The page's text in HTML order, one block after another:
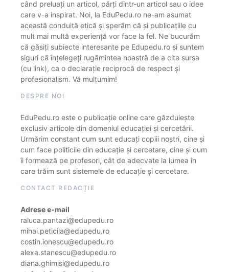
când preluați un articol, părți dintr-un articol sau o idee
care v-a inspirat. Noi, la EduPedu.ro ne-am asumat
această conduită etică și sperăm că și publicațiile cu
mult mai multă experiență vor face la fel. Ne bucurăm
că găsiți subiecte interesante pe Edupedu.ro și suntem
siguri că înțelegeți rugămintea noastră de a cita sursa
(cu link), ca o declarație reciprocă de respect și
profesionalism. Vă mulțumim!
DESPRE NOI
EduPedu.ro este o publicație online care găzduiește
exclusiv articole din domeniul educației și cercetării.
Urmărim constant cum sunt educați copiii noștri, cine și
cum face politicile din educație și cercetare, cine și cum
îi formează pe profesori, cât de adecvate la lumea în
care trăim sunt sistemele de educație și cercetare.
CONTACT REDACȚIE
Adrese e-mail
raluca.pantazi@edupedu.ro
mihai.peticila@edupedu.ro
costin.ionescu@edupedu.ro
alexa.stanescu@edupedu.ro
diana.ghimisi@edupedu.ro